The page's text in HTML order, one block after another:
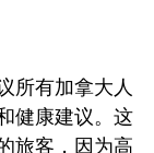
所有加拿大人
健康建议。这
旅客，因为高